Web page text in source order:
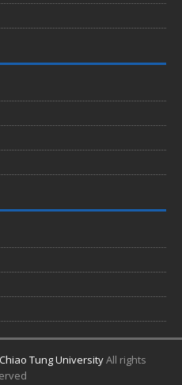
Tung UniversityAll rights